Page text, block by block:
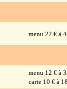
menu 22 € à
menu 12 € à
carte 10 € à